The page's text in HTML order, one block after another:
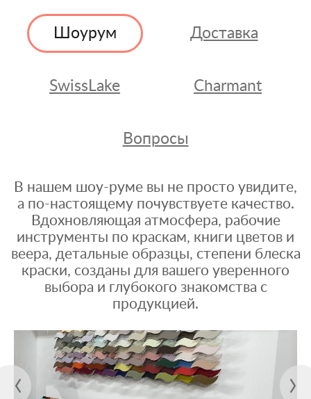
Шоурум Доставка
SwissLake Charmant
Вопросы
В нашем шоу-руме вы не просто увидите,
а по-настоящему почувствуете качество.
Вдохновляющая атмосфера, рабочие
инструменты по краскам, книги цветов и
веера, детальные образцы, степени блеска
краски, созданы для вашего уверенного
выбора и глубокого знакомства с
продукцией.